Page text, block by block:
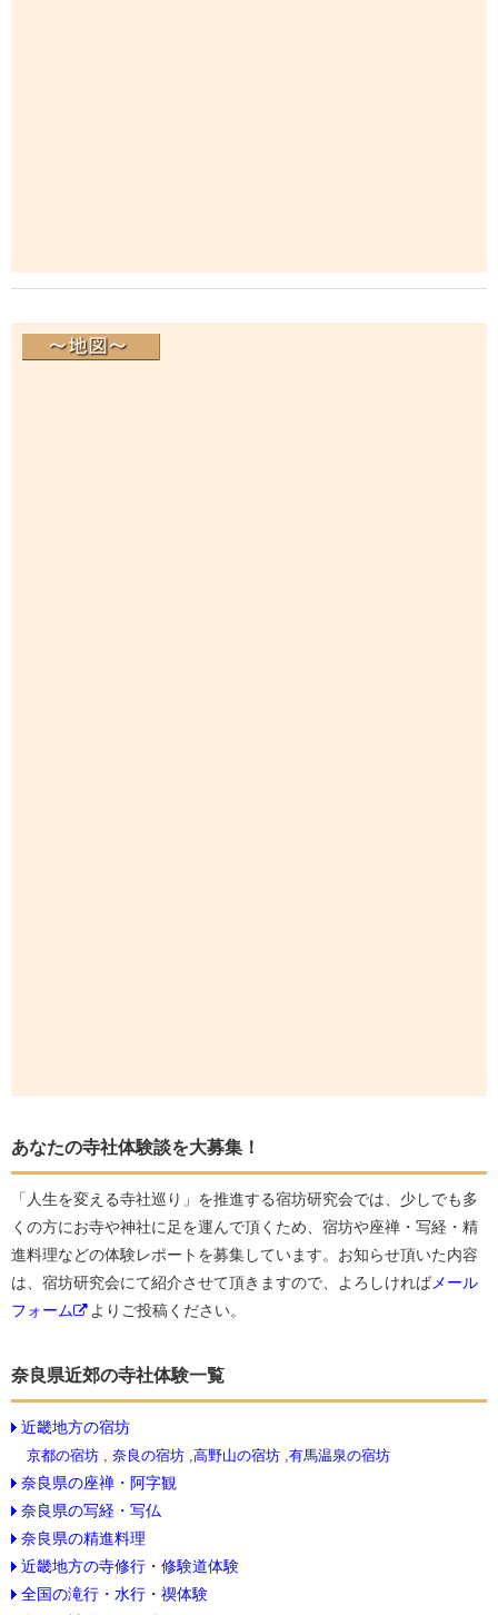
あなたの寺社体験談を大募集！
「人生を変える寺社巡り」を推進する宿坊研究会では、少しでも多
くの方にお寺や神社に足を運んで頂くため、宿坊や座禅・写経・精
進料理などの体験レポートを募集しています。お知らせ頂いた内容
は、宿坊研究会にて紹介させて頂きますので、よろしければメール
フォーム
よりご投稿ください。
奈良県近郊の寺社体験一覧
近畿地方の宿坊
京都の宿坊 , 奈良の宿坊 ,高野山の宿坊 ,有馬温泉の宿坊
奈良県の座禅・阿字観
奈良県の写経・写仏
奈良県の精進料理
近畿地方の寺修行・修験道体験
全国の滝行・水行・禊体験